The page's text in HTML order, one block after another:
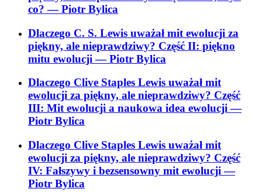
co?— Piotr Bylica
Dlaczego C. S. Lewis uważał mit ewolucji za
piękny, ale nieprawdziwy? Część II: piękno
mitu ewolucji— Piotr Bylica
Dlaczego Clive Staples Lewis uważał mit
ewolucji za piękny, ale nieprawdziwy? Część
III: Mit ewolucji a naukowa idea ewolucji—
Piotr Bylica
Dlaczego Clive Staples Lewis uważał mit
ewolucji za piękny, ale nieprawdziwy? Część
IV: Fałszywy i bezsensowny mit ewolucji—
Piotr Bylica